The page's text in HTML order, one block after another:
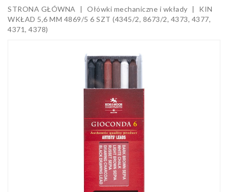
Pastele,
węgle,
STRONA GŁÓWNA Ołówki mechaniczne i wkłady
KIN
WKŁAD 5,6 MM 4869/5 6 SZT (4345/2, 8673/2, 4373, 4377,
4371, 4378)